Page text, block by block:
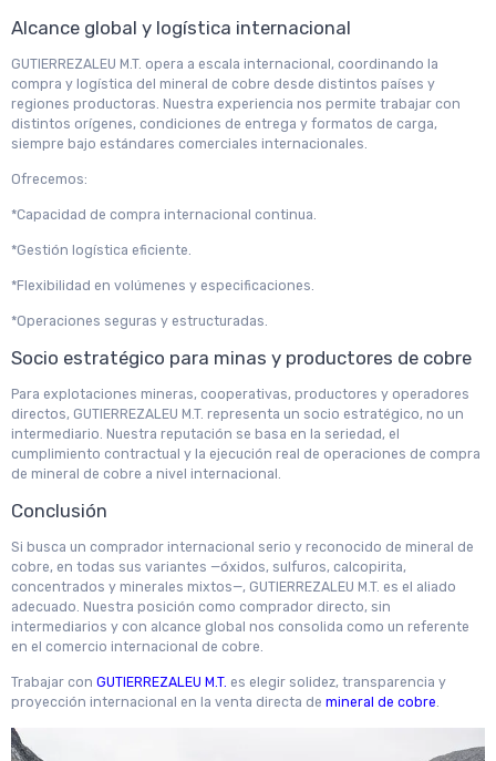
Alcance global y logística internacional
GUTIERREZALEU M.T. opera a escala internacional, coordinando la
compra y logística del mineral de cobre desde distintos países y
regiones productoras. Nuestra experiencia nos permite trabajar con
distintos orígenes, condiciones de entrega y formatos de carga,
siempre bajo estándares comerciales internacionales.
Ofrecemos:
*Capacidad de compra internacional continua.
*Gestión logística eficiente.
*Flexibilidad en volúmenes y especificaciones.
*Operaciones seguras y estructuradas.
Socio estratégico para minas y productores de cobre
Para explotaciones mineras, cooperativas, productores y operadores
directos, GUTIERREZALEU M.T. representa un socio estratégico, no un
intermediario. Nuestra reputación se basa en la seriedad, el
cumplimiento contractual y la ejecución real de operaciones de compra
de mineral de cobre a nivel internacional.
Conclusión
Si busca un comprador internacional serio y reconocido de mineral de
cobre, en todas sus variantes —óxidos, sulfuros, calcopirita,
concentrados y minerales mixtos—, GUTIERREZALEU M.T. es el aliado
adecuado. Nuestra posición como comprador directo, sin
intermediarios y con alcance global nos consolida como un referente
en el comercio internacional de cobre.
Trabajar con GUTIERREZALEU M.T. es elegir solidez, transparencia y
proyección internacional en la venta directa de mineral de cobre.